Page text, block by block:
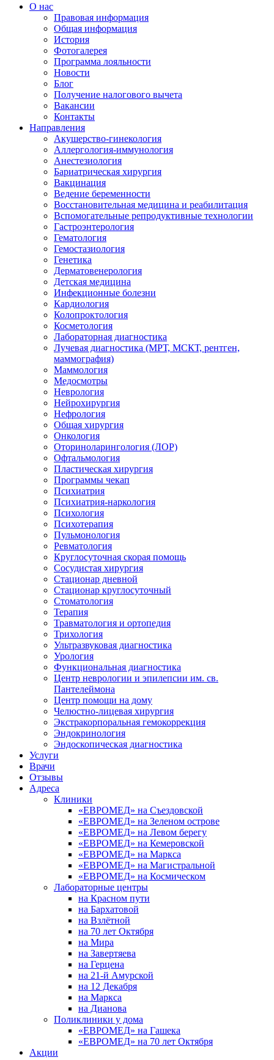
О нас
Правовая информация
Общая информация
История
Фотогалерея
Программа лояльности
Новости
Блог
Получение налогового вычета
Вакансии
Контакты
Направления
Акушерство-гинекология
Аллергология-иммунология
Анестезиология
Бариатрическая хирургия
Вакцинация
Ведение беременности
Восстановительная медицина и реабилитация
Вспомогательные репродуктивные технологии
Гастроэнтерология
Гематология
Гемостазиология
Генетика
Дерматовенерология
Детская медицина
Инфекционные болезни
Кардиология
Колопроктология
Косметология
Лабораторная диагностика
Лучевая диагностика (МРТ, МСКТ, рентген,
маммография)
Маммология
Медосмотры
Неврология
Нейрохирургия
Нефрология
Общая хирургия
Онкология
Оториноларингология (ЛОР)
Офтальмология
Пластическая хирургия
Программы чекап
Психиатрия
Психиатрия-наркология
Психология
Психотерапия
Пульмонология
Ревматология
Круглосуточная скорая помощь
Сосудистая хирургия
Стационар дневной
Стационар круглосуточный
Стоматология
Терапия
Травматология и ортопедия
Трихология
Ультразвуковая диагностика
Урология
Функциональная диагностика
Центр неврологии и эпилепсии им. св.
Пантелеймона
Центр помощи на дому
Челюстно-лицевая хирургия
Экстракорпоральная гемокоррекция
Эндокринология
Эндоскопическая диагностика
Услуги
Врачи
Отзывы
Адреса
Клиники
«ЕВРОМЕД» на Съездовской
«ЕВРОМЕД» на Зеленом острове
«ЕВРОМЕД» на Левом берегу
«ЕВРОМЕД» на Кемеровской
«ЕВРОМЕД» на Маркса
«ЕВРОМЕД» на Магистральной
«ЕВРОМЕД» на Космическом
Лабораторные центры
на Красном пути
на Бархатовой
на Взлётной
на 70 лет Октября
на Мира
на Завертяева
на Герцена
на 21-й Амурской
на 12 Декабря
на Маркса
на Дианова
Поликлиники у дома
«ЕВРОМЕД» на Гашека
«ЕВРОМЕД» на 70 лет Октября
Акции